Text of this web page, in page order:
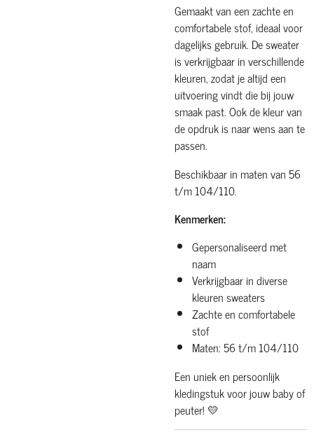
Gemaakt van een zachte en
comfortabele stof, ideaal voor
dagelijks gebruik. De sweater
is verkrijgbaar in verschillende
kleuren, zodat je altijd een
uitvoering vindt die bij jouw
smaak past. Ook de kleur van
de opdruk is naar wens aan te
passen.
Beschikbaar in maten van 56
t/m 104/110.
Kenmerken:
Gepersonaliseerd met
naam
Verkrijgbaar in diverse
kleuren sweaters
Zachte en comfortabele
stof
Maten: 56 t/m 104/110
Een uniek en persoonlijk
kledingstuk voor jouw baby of
peuter! 💛